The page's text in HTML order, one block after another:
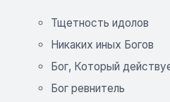
Тщетность идолов
Никаких иных Богов
Бог, Который
Бог ревнитель